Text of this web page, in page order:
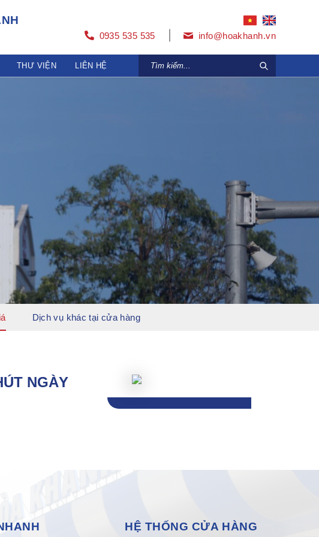
0935 535 535 info@hoakhanh.vn
THƯ VIỆN LIÊN HỆ
Dịch vụ khác tại cửa hàng
NGÀY
HỆ THỐNG CỬA HÀNG